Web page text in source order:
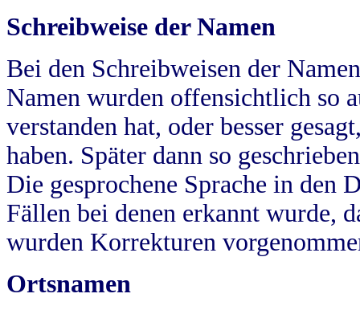
Schreibweise der Namen
Bei den Schreibweisen der
Namen wurden offensichtlich so
verstanden hat, oder besser
haben. Später dann so
Die gesprochene Sprache in
Fällen bei denen erkannt wurde,
wurden Korrekturen
Ortsnamen